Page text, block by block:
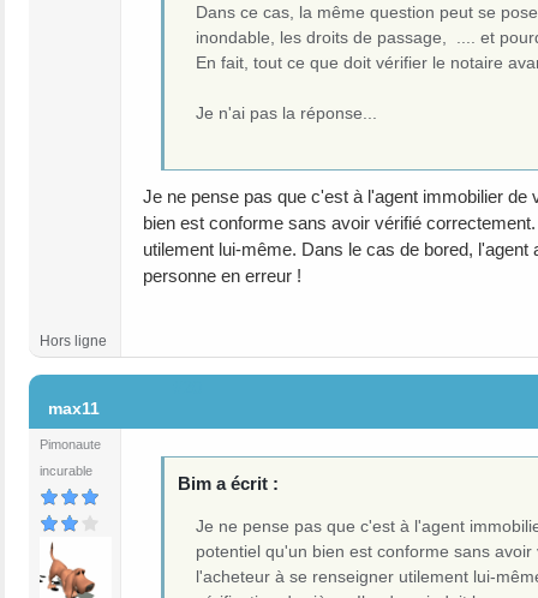
Dans ce cas, la même question peut se
inondable, les droits de passage, .... et
En fait, tout ce que doit vérifier le notaire
Je n'ai pas la réponse...
Je ne pense pas que c'est à l'agent immobilier de
bien est conforme sans avoir vérifié
utilement lui-même. Dans le cas de bored,
personne en erreur !
Hors ligne
max11
Pimonaute
incurable
Bim a écrit :
Je ne pense pas que c'est à l'agent
potentiel qu'un bien est conforme sans
l'acheteur à se renseigner utilement lui-